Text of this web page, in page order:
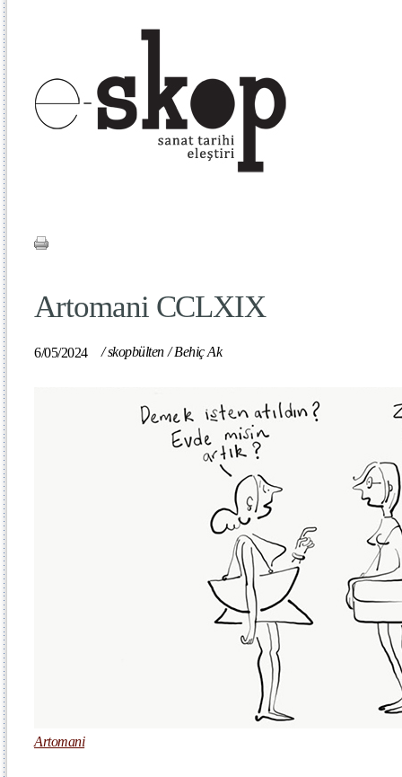
Artomani CCLXIX
6/05/2024 /skopbülten /Behiç Ak
Artomani